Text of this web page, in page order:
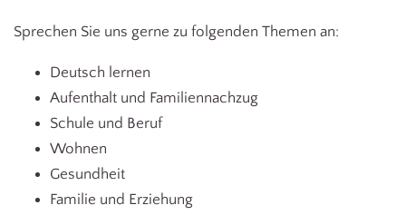
Sprechen Sie uns gerne zu folgenden Themen an:
Deutsch lernen
Aufenthalt und Familiennachzug
Schule und Beruf
Wohnen
Gesundheit
Familie und Erziehung